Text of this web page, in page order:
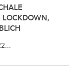
LOCKDOWN,